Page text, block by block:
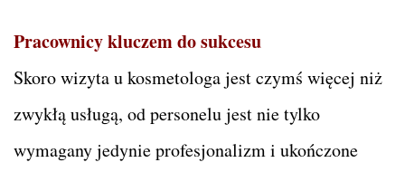
Pracownicy kluczem do sukcesu
Skoro wizyta u kosmetologa jest czymś więcej niż
zwykłą usługą, od personelu jest nie tylko
wymagany jedynie profesjonalizm i ukończone